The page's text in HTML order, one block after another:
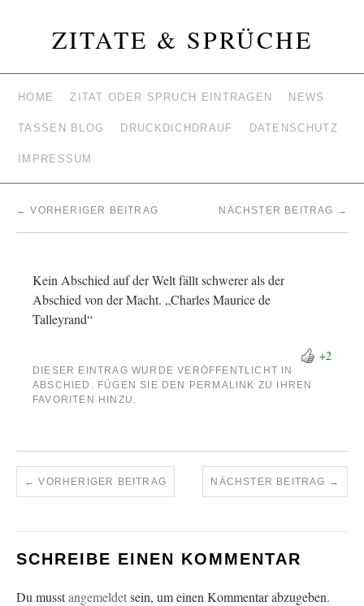
ZITATE & SPRÜCHE
HOME ZITAT ODER SPRUCH EINTRAGEN NEWS
TASSEN BLOG DRUCKDICHDRAUF DATENSCHUTZ
IMPRESSUM
← VORHERIGER BEITRAG NÄCHSTER BEITRAG →
Kein Abschied auf der Welt fällt schwerer als der
Abschied von der Macht. „Charles Maurice de
Talleyrand“
+2
DIESER EINTRAG WURDE VERÖFFENTLICHT IN
ABSCHIED . FÜGEN SIE DEN PERMALINK ZU IHREN
FAVORITEN HINZU.
← VORHERIGER BEITRAG NÄCHSTER BEITRAG →
SCHREIBE EINEN KOMMENTAR
Du musstangemeldetsein, um einen Kommentar abzugeben.